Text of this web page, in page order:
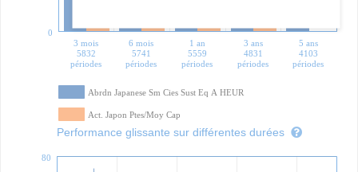
3 mois
5832
périodes
6 mois
5741
périodes
1 an
5559
périodes
3 ans
4831
périodes
5 ans
4103
périodes
0
Abrdn Japanese Sm Cies Sust Eq A HEUR
Act. Japon Ptes/Moy Cap
Performance glissante sur différentes durées
80